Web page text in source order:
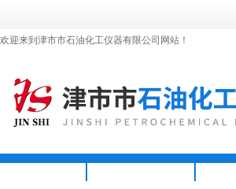
欢迎来到津市市石油化工仪器有限公司网站！